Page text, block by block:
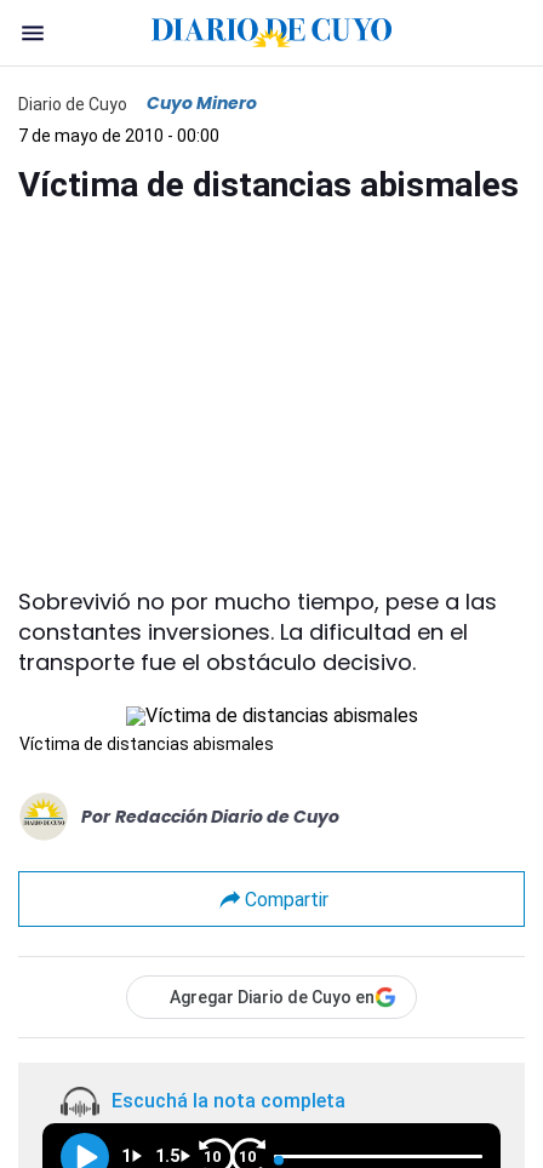
Diario de Cuyo Cuyo Minero
7 de mayo de 2010 - 00:00
Víctima de distancias abismales
Sobrevivió no por mucho tiempo, pese a las
constantes inversiones. La dificultad en el
transporte fue el obstáculo decisivo.
Víctima de distancias abismales
Por Redacción Diario de Cuyo
Compartir
Agregar Diario de Cuyo en
Escuchá la nota completa
1 1.5 10 10